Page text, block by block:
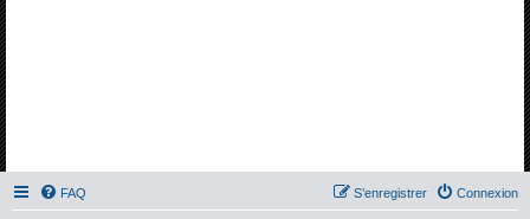
FAQ Connexion
S’enregistrer